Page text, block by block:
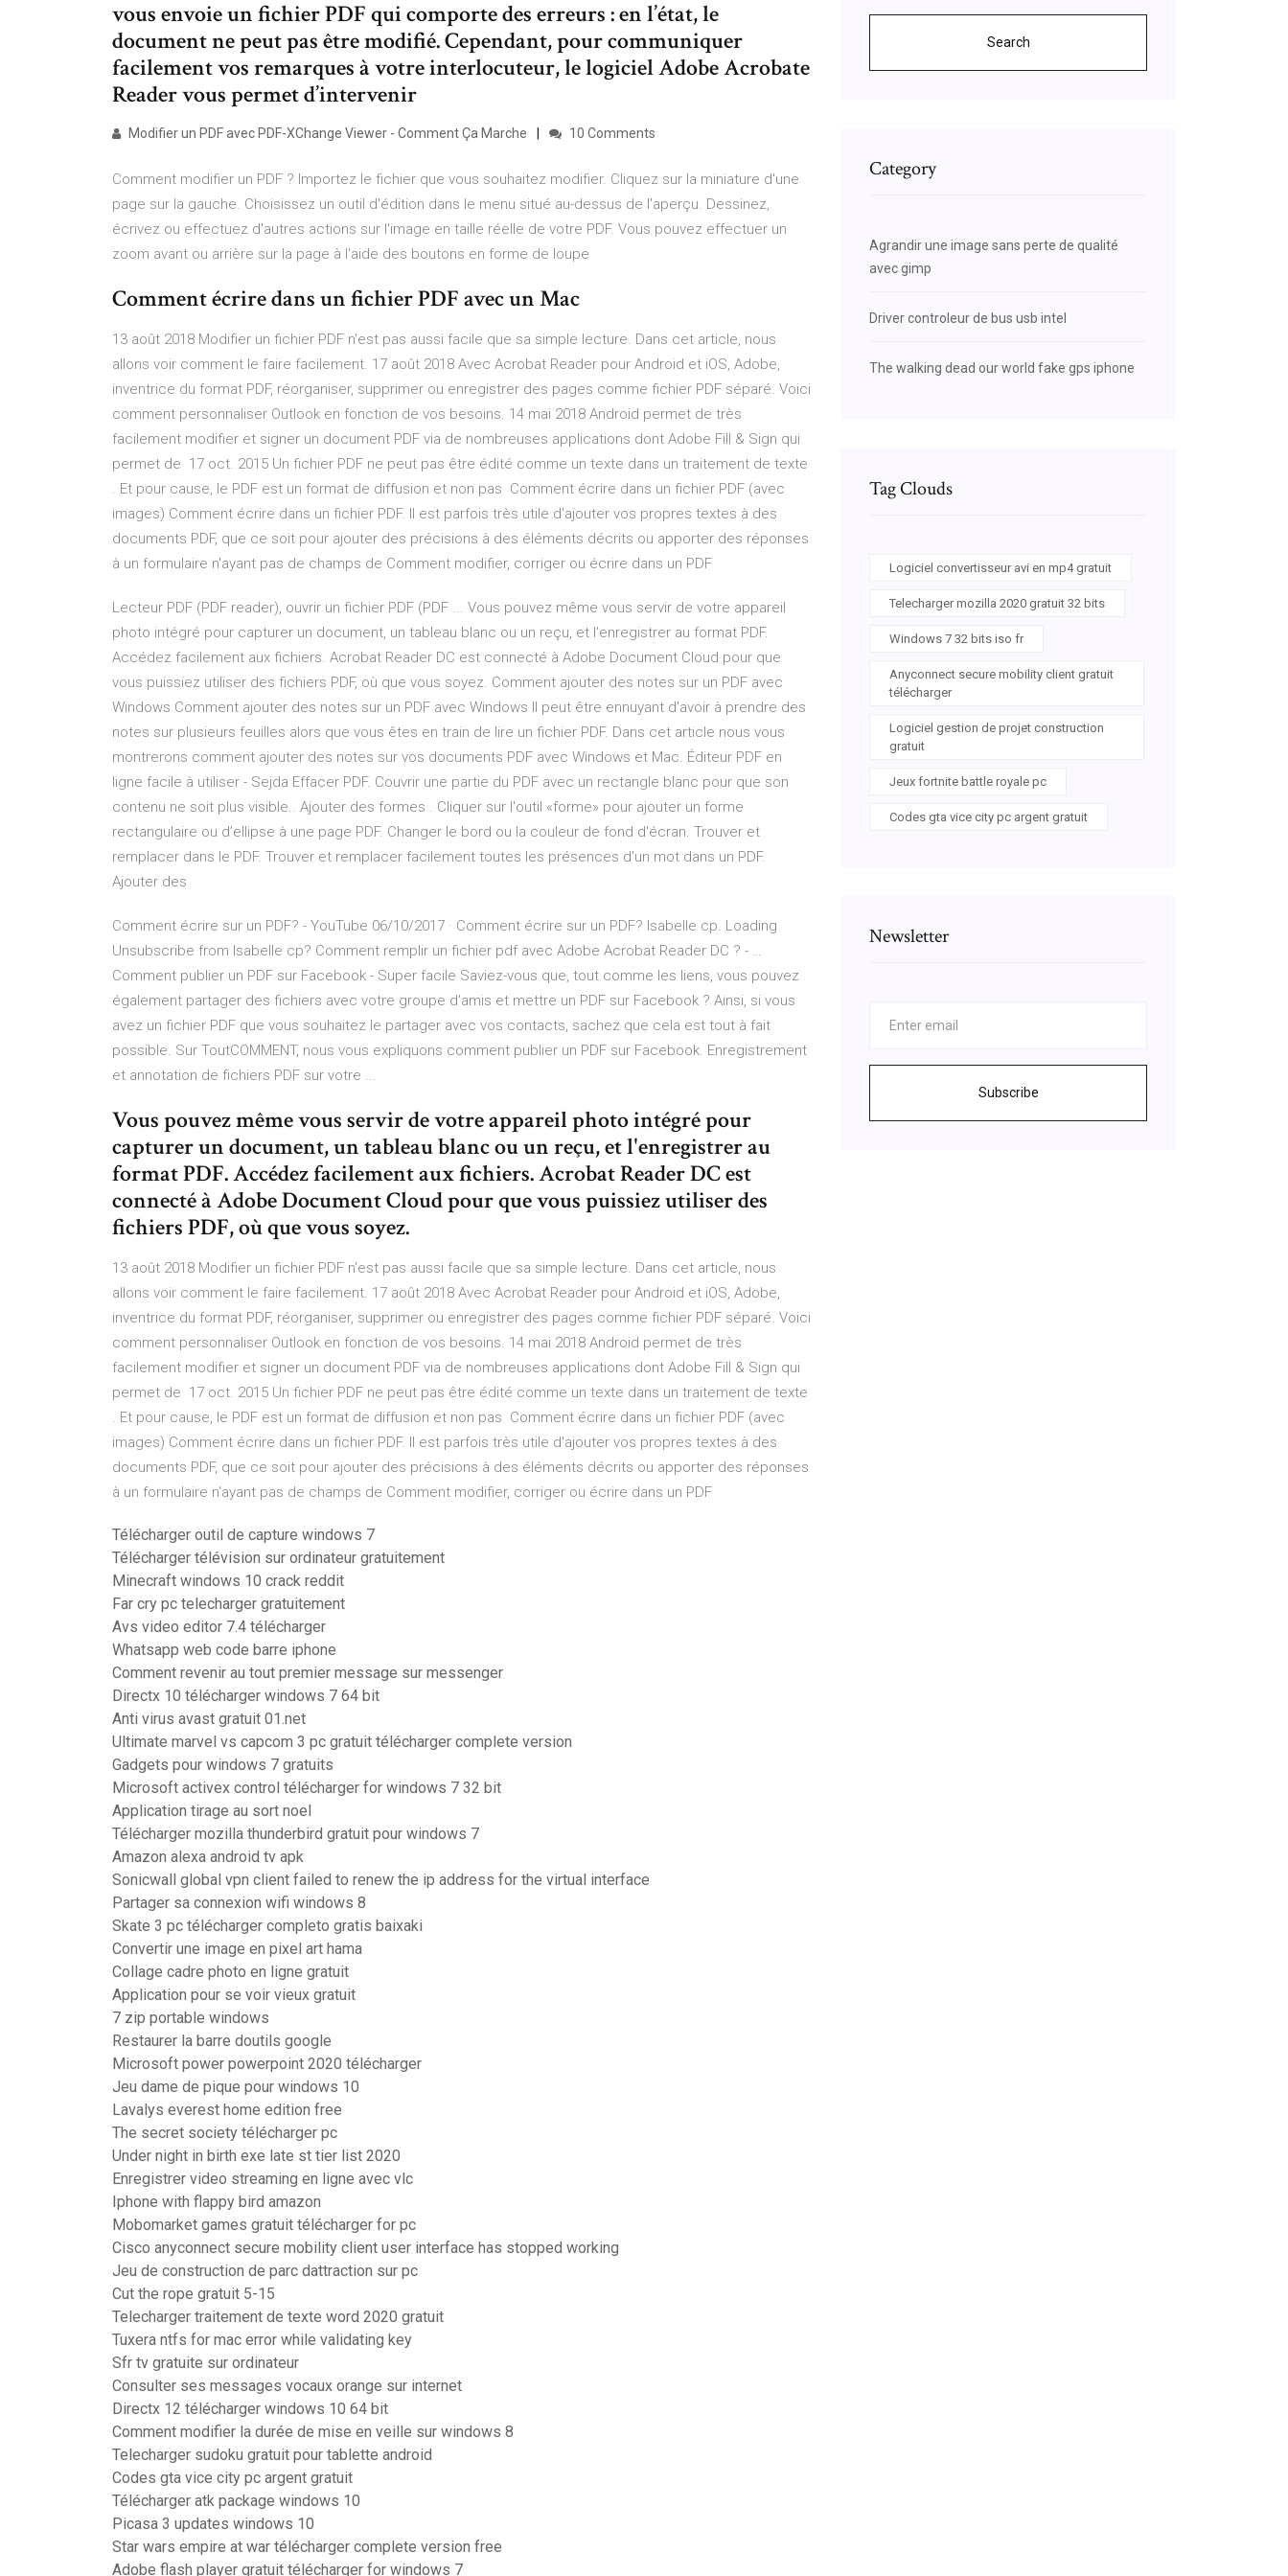
vous envoie un fichier PDF qui comporte des erreurs : en l’état, le
document ne peut pas être modifié. Cependant, pour communiquer
facilement vos remarques à votre interlocuteur, le logiciel Adobe Acrobate
Reader vous permet d’intervenir
Modifier un PDF avec PDF-XChange Viewer - Comment Ça Marche 10 Comments
Comment modifier un PDF ? Importez le fichier que vous souhaitez modifier. Cliquez sur la miniature d'une
page sur la gauche. Choisissez un outil d'édition dans le menu situé au-dessus de l'aperçu. Dessinez,
écrivez ou effectuez d'autres actions sur l'image en taille réelle de votre PDF. Vous pouvez effectuer un
zoom avant ou arrière sur la page à l'aide des boutons en forme de loupe
Comment écrire dans un fichier PDF avec un Mac
13 août 2018 Modifier un fichier PDF n'est pas aussi facile que sa simple lecture. Dans cet article, nous
allons voir comment le faire facilement. 17 août 2018 Avec Acrobat Reader pour Android et iOS, Adobe,
inventrice du format PDF, réorganiser, supprimer ou enregistrer des pages comme fichier PDF séparé. Voici
comment personnaliser Outlook en fonction de vos besoins. 14 mai 2018 Android permet de très
facilement modifier et signer un document PDF via de nombreuses applications dont Adobe Fill & Sign qui
permet de 17 oct. 2015 Un fichier PDF ne peut pas être édité comme un texte dans un traitement de texte
. Et pour cause, le PDF est un format de diffusion et non pas Comment écrire dans un fichier PDF (avec
images) Comment écrire dans un fichier PDF. Il est parfois très utile d'ajouter vos propres textes à des
documents PDF, que ce soit pour ajouter des précisions à des éléments décrits ou apporter des réponses
à un formulaire n'ayant pas de champs de Comment modifier, corriger ou écrire dans un PDF
Lecteur PDF (PDF reader), ouvrir un fichier PDF (PDF ... Vous pouvez même vous servir de votre appareil
photo intégré pour capturer un document, un tableau blanc ou un reçu, et l'enregistrer au format PDF.
Accédez facilement aux fichiers. Acrobat Reader DC est connecté à Adobe Document Cloud pour que
vous puissiez utiliser des fichiers PDF, où que vous soyez. Comment ajouter des notes sur un PDF avec
Windows Comment ajouter des notes sur un PDF avec Windows Il peut être ennuyant d'avoir à prendre des
notes sur plusieurs feuilles alors que vous êtes en train de lire un fichier PDF. Dans cet article nous vous
montrerons comment ajouter des notes sur vos documents PDF avec Windows et Mac. Éditeur PDF en
ligne facile à utiliser - Sejda Effacer PDF. Couvrir une partie du PDF avec un rectangle blanc pour que son
contenu ne soit plus visible.. Ajouter des formes . Cliquer sur l'outil «forme» pour ajouter un forme
rectangulaire ou d’ellipse à une page PDF. Changer le bord ou la couleur de fond d'écran. Trouver et
remplacer dans le PDF. Trouver et remplacer facilement toutes les présences d'un mot dans un PDF.
Ajouter des
Comment écrire sur un PDF? - YouTube 06/10/2017 · Comment écrire sur un PDF? Isabelle cp. Loading
Unsubscribe from Isabelle cp? Comment remplir un fichier pdf avec Adobe Acrobat Reader DC ? - …
Comment publier un PDF sur Facebook - Super facile Saviez-vous que, tout comme les liens, vous pouvez
également partager des fichiers avec votre groupe d'amis et mettre un PDF sur Facebook ? Ainsi, si vous
avez un fichier PDF que vous souhaitez le partager avec vos contacts, sachez que cela est tout à fait
possible. Sur ToutCOMMENT, nous vous expliquons comment publier un PDF sur Facebook. Enregistrement
et annotation de fichiers PDF sur votre ...
Vous pouvez même vous servir de votre appareil photo intégré pour
capturer un document, un tableau blanc ou un reçu, et l'enregistrer au
format PDF. Accédez facilement aux fichiers. Acrobat Reader DC est
connecté à Adobe Document Cloud pour que vous puissiez utiliser des
fichiers PDF, où que vous soyez.
13 août 2018 Modifier un fichier PDF n'est pas aussi facile que sa simple lecture. Dans cet article, nous
allons voir comment le faire facilement. 17 août 2018 Avec Acrobat Reader pour Android et iOS, Adobe,
inventrice du format PDF, réorganiser, supprimer ou enregistrer des pages comme fichier PDF séparé. Voici
comment personnaliser Outlook en fonction de vos besoins. 14 mai 2018 Android permet de très
facilement modifier et signer un document PDF via de nombreuses applications dont Adobe Fill & Sign qui
permet de 17 oct. 2015 Un fichier PDF ne peut pas être édité comme un texte dans un traitement de texte
. Et pour cause, le PDF est un format de diffusion et non pas Comment écrire dans un fichier PDF (avec
images) Comment écrire dans un fichier PDF. Il est parfois très utile d'ajouter vos propres textes à des
documents PDF, que ce soit pour ajouter des précisions à des éléments décrits ou apporter des réponses
à un formulaire n'ayant pas de champs de Comment modifier, corriger ou écrire dans un PDF
Télécharger outil de capture windows 7
Télécharger télévision sur ordinateur gratuitement
Minecraft windows 10 crack reddit
Far cry pc telecharger gratuitement
Avs video editor 7.4 télécharger
Whatsapp web code barre iphone
Comment revenir au tout premier message sur messenger
Directx 10 télécharger windows 7 64 bit
Anti virus avast gratuit 01.net
Ultimate marvel vs capcom 3 pc gratuit télécharger complete version
Gadgets pour windows 7 gratuits
Microsoft activex control télécharger for windows 7 32 bit
Application tirage au sort noel
Télécharger mozilla thunderbird gratuit pour windows 7
Amazon alexa android tv apk
Sonicwall global vpn client failed to renew the ip address for the virtual interface
Partager sa connexion wifi windows 8
Skate 3 pc télécharger completo gratis baixaki
Convertir une image en pixel art hama
Collage cadre photo en ligne gratuit
Application pour se voir vieux gratuit
7 zip portable windows
Restaurer la barre doutils google
Microsoft power powerpoint 2020 télécharger
Jeu dame de pique pour windows 10
Lavalys everest home edition free
The secret society télécharger pc
Under night in birth exe late st tier list 2020
Enregistrer video streaming en ligne avec vlc
Iphone with flappy bird amazon
Mobomarket games gratuit télécharger for pc
Cisco anyconnect secure mobility client user interface has stopped working
Jeu de construction de parc dattraction sur pc
Cut the rope gratuit 5-15
Telecharger traitement de texte word 2020 gratuit
Tuxera ntfs for mac error while validating key
Sfr tv gratuite sur ordinateur
Consulter ses messages vocaux orange sur internet
Directx 12 télécharger windows 10 64 bit
Comment modifier la durée de mise en veille sur windows 8
Telecharger sudoku gratuit pour tablette android
Codes gta vice city pc argent gratuit
Télécharger atk package windows 10
Picasa 3 updates windows 10
Star wars empire at war télécharger complete version free
Adobe flash player gratuit télécharger for windows 7
Search
Category
Agrandir une image sans perte de qualité
avec gimp
Driver controleur de bus usb intel
The walking dead our world fake gps iphone
Tag Clouds
Logiciel convertisseur avi en mp4 gratuit
Telecharger mozilla 2020 gratuit 32 bits
Windows 7 32 bits iso fr
Anyconnect secure mobility client gratuit
télécharger
Logiciel gestion de projet construction
gratuit
Jeux fortnite battle royale pc
Codes gta vice city pc argent gratuit
Newsletter
Subscribe